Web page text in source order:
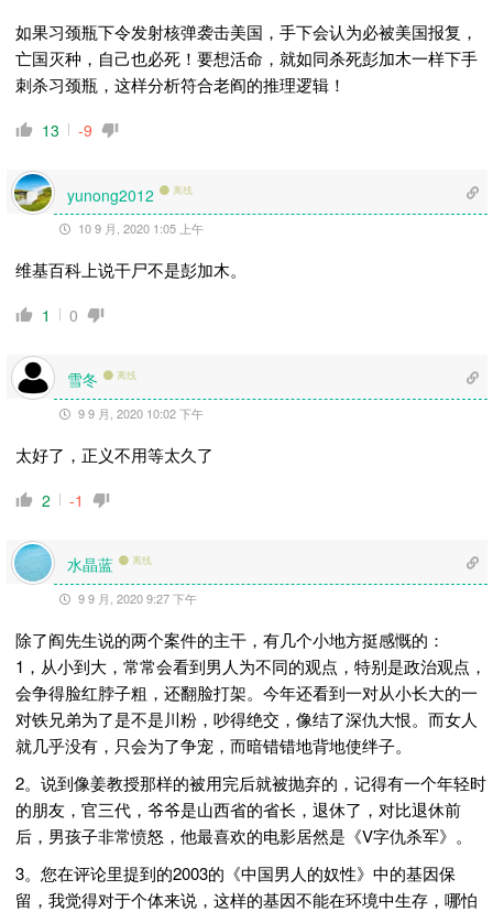
如果习颈瓶下令发射核弹袭击美国，手下会认为必被美国报复，
亡国灭种，自己也必死！要想活命，就如同杀死彭加木一样下手
刺杀习颈瓶，这样分析符合老阎的推理逻辑！
13 -9
yunong2012 离线
10 9 月, 2020 1:05 上午
维基百科上说干尸不是彭加木。
1 0
雪冬 离线
9 9 月, 2020 10:02 下午
太好了，正义不用等太久了
2 -1
水晶蓝 离线
9 9 月, 2020 9:27 下午
除了阎先生说的两个案件的主干，有几个小地方挺感慨的：
1，从小到大，常常会看到男人为不同的观点，特别是政治观点，
会争得脸红脖子粗，还翻脸打架。今年还看到一对从小长大的一
对铁兄弟为了是不是川粉，吵得绝交，像结了深仇大恨。而女人
就几乎没有，只会为了争宠，而暗错错地背地使绊子。
2。说到像姜教授那样的被用完后就被抛弃的，记得有一个年轻时
的朋友，官三代，爷爷是山西省的省长，退休了，对比退休前
后，男孩子非常愤怒，他最喜欢的电影居然是《V字仇杀军》。
3。您在评论里提到的2003的《中国男人的奴性》中的基因保
留，我觉得对于个体来说，这样的基因不能在环境中生存，哪怕